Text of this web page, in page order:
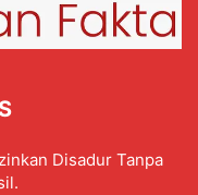
Disadur Tanpa